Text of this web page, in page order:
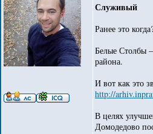
Служивый
Ранее это
Белые Столбы
района.
И вот как это
http://
В целях
Домодедово